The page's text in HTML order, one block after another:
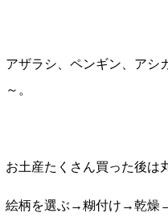
アザラシ、ペンギン、アシ
～。
お土産たくさん買った後は
絵柄を選ぶ→糊付け→乾燥